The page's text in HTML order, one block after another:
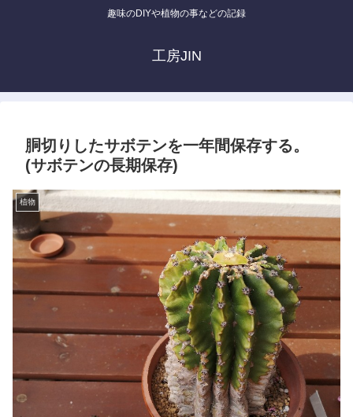
趣味のDIYや植物の事などの記録
工房JIN
胴切りしたサボテンを一年間保存する。
(サボテンの長期保存)
植物